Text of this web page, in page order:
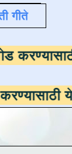
गीते
,
येथे क्लिक